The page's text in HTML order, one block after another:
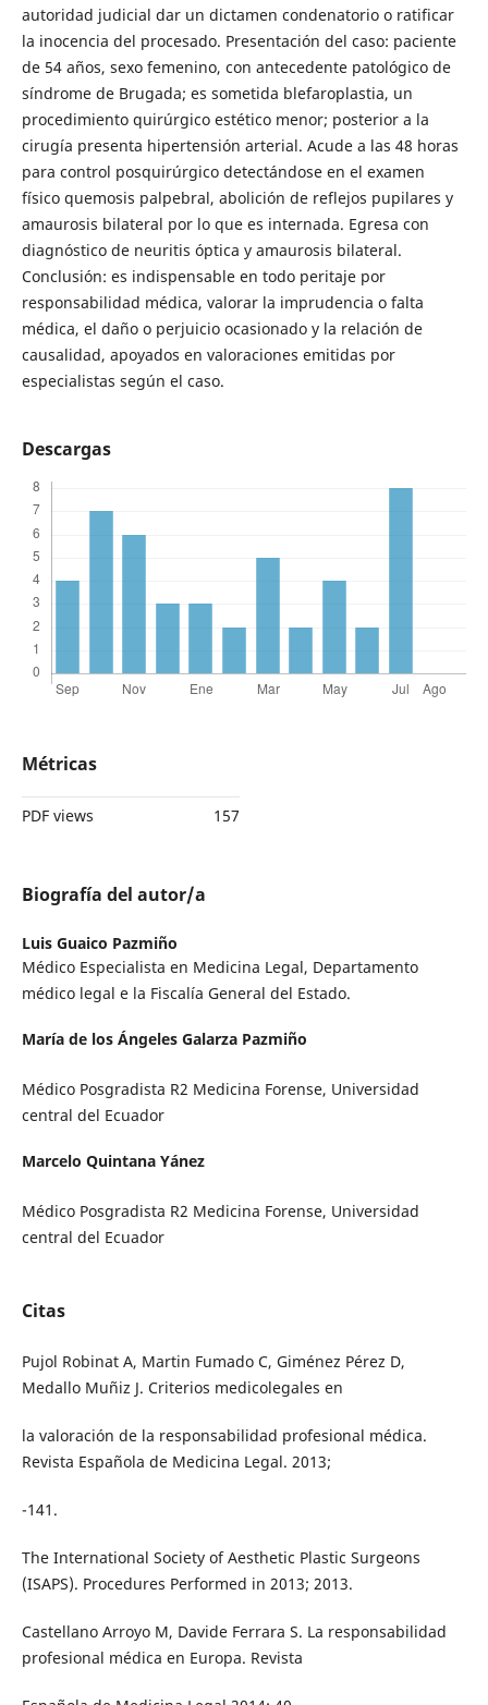
autoridad judicial dar un dictamen condenatorio o ratificar
la inocencia del procesado. Presentación del caso: paciente
de 54 años, sexo femenino, con antecedente patológico de
síndrome de Brugada; es sometida blefaroplastia, un
procedimiento quirúrgico estético menor; posterior a la
cirugía presenta hipertensión arterial. Acude a las 48 horas
para control posquirúrgico detectándose en el examen
físico quemosis palpebral, abolición de reflejos pupilares y
amaurosis bilateral por lo que es internada. Egresa con
diagnóstico de neuritis óptica y amaurosis bilateral.
Conclusión: es indispensable en todo peritaje por
responsabilidad médica, valorar la imprudencia o falta
médica, el daño o perjuicio ocasionado y la relación de
causalidad, apoyados en valoraciones emitidas por
especialistas según el caso.
Descargas
Métricas
PDF views 157
Biografía del autor/a
Luis Guaico Pazmiño
Médico Especialista en Medicina Legal, Departamento
médico legal e la Fiscalía General del Estado.
María de los Ángeles Galarza Pazmiño
Médico Posgradista R2 Medicina Forense, Universidad
central del Ecuador
Marcelo Quintana Yánez
Médico Posgradista R2 Medicina Forense, Universidad
central del Ecuador
Citas
Pujol Robinat A, Martin Fumado C, Giménez Pérez D,
Medallo Muñiz J. Criterios medicolegales en
la valoración de la responsabilidad profesional médica.
Revista Española de Medicina Legal. 2013;
-141.
The International Society of Aesthetic Plastic Surgeons
(ISAPS). Procedures Performed in 2013; 2013.
Castellano Arroyo M, Davide Ferrara S. La responsabilidad
profesional médica en Europa. Revista